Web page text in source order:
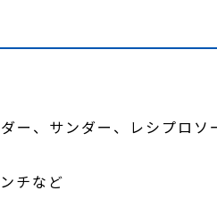
ー、サンダー、レシプロソ
チなど